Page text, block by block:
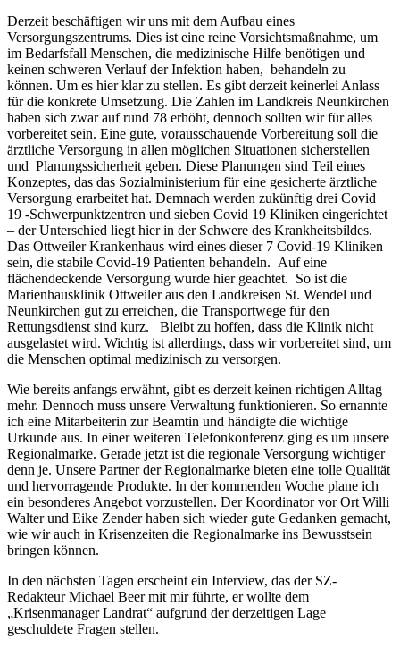
Derzeit beschäftigen wir uns mit dem Aufbau eines
Versorgungszentrums. Dies ist eine reine Vorsichtsmaßnahme, um
im Bedarfsfall Menschen, die medizinische Hilfe benötigen und
keinen schweren Verlauf der Infektion haben, behandeln zu
können. Um es hier klar zu stellen. Es gibt derzeit keinerlei Anlass
für die konkrete Umsetzung. Die Zahlen im Landkreis Neunkirchen
haben sich zwar auf rund 78 erhöht, dennoch sollten wir für alles
vorbereitet sein. Eine gute, vorausschauende Vorbereitung soll die
ärztliche Versorgung in allen möglichen Situationen sicherstellen
und Planungssicherheit geben. Diese Planungen sind Teil eines
Konzeptes, das das Sozialministerium für eine gesicherte ärztliche
Versorgung erarbeitet hat. Demnach werden zukünftig drei Covid
19 -Schwerpunktzentren und sieben Covid 19 Kliniken eingerichtet
– der Unterschied liegt hier in der Schwere des Krankheitsbildes.
Das Ottweiler Krankenhaus wird eines dieser 7 Covid-19 Kliniken
sein, die stabile Covid-19 Patienten behandeln. Auf eine
flächendeckende Versorgung wurde hier geachtet. So ist die
Marienhausklinik Ottweiler aus den Landkreisen St. Wendel und
Neunkirchen gut zu erreichen, die Transportwege für den
Rettungsdienst sind kurz. Bleibt zu hoffen, dass die Klinik nicht
ausgelastet wird. Wichtig ist allerdings, dass wir vorbereitet sind, um
die Menschen optimal medizinisch zu versorgen.
Wie bereits anfangs erwähnt, gibt es derzeit keinen richtigen Alltag
mehr. Dennoch muss unsere Verwaltung funktionieren. So ernannte
ich eine Mitarbeiterin zur Beamtin und händigte die wichtige
Urkunde aus. In einer weiteren Telefonkonferenz ging es um unsere
Regionalmarke. Gerade jetzt ist die regionale Versorgung wichtiger
denn je. Unsere Partner der Regionalmarke bieten eine tolle Qualität
und hervorragende Produkte. In der kommenden Woche plane ich
ein besonderes Angebot vorzustellen. Der Koordinator vor Ort Willi
Walter und Eike Zender haben sich wieder gute Gedanken gemacht,
wie wir auch in Krisenzeiten die Regionalmarke ins Bewusstsein
bringen können.
In den nächsten Tagen erscheint ein Interview, das der SZ-
Redakteur Michael Beer mit mir führte, er wollte dem
„Krisenmanager Landrat“ aufgrund der derzeitigen Lage
geschuldete Fragen stellen.